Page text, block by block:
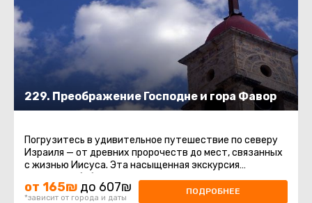
229. Преображение Господне и гора Фавор
Погрузитесь в удивительное путешествие по северу
Израиля — от древних пророчеств до мест, связанных
с жизнью Иисуса. Эта насыщенная экскурсия
соединяет библейскую ...
от 165₪ до 607₪
*зависит от города и даты
ПОДРОБНЕЕ